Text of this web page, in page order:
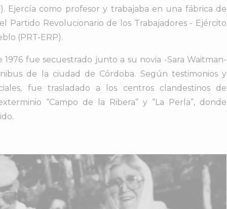
Ejercía como profesor y trabajaba en una fábrica de
Partido Revolucionario de los Trabajadores - Ejército
(PRT-ERP).
fue secuestrado junto a su novia -Sara Waitman-
de la ciudad de Córdoba. Según testimonios y
fue trasladado a los centros clandestinos de
“Campo de la Ribera” y “La Perla”, donde